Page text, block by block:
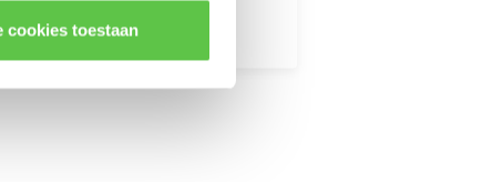
cookies toestaan